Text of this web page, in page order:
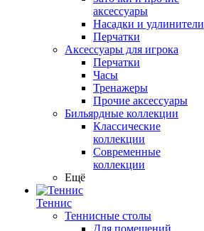
аксессуары
Насадки и удлинители
Перчатки
Аксессуары для игрока
Перчатки
Часы
Тренажеры
Прочие аксессуары
Бильярдные коллекции
Классические
коллекции
Современные
коллекции
Ещё
Теннис
Теннисные столы
Для помещений